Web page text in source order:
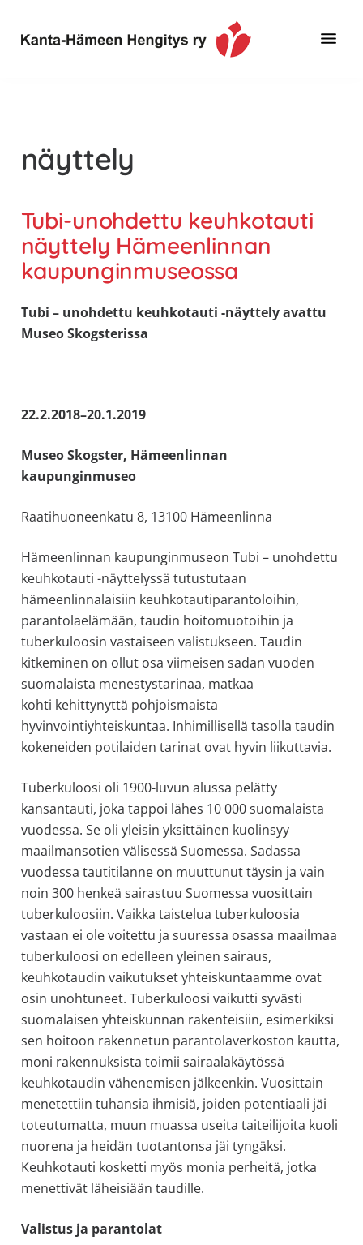
pääsisältöön
alatunnisteeseen
Hengitys
ry
erityisesti
jos
koskettaa
astma,
keuhkoahtaumatauti,uniapnea,
muut
huono
sisäilma
H
ry
näyttely
Tubi-unohdettu keuhkotauti
näyttely Hämeenlinnan
kaupunginmuseossa
Tubi – unohdettu keuhkotauti -näyttely avattu
Museo Skogsterissa
22.2.2018–20.1.2019
Museo Skogster, Hämeenlinnan
kaupunginmuseo
Raatihuoneenkatu 8, 13100 Hämeenlinna
Hämeenlinnan kaupunginmuseon Tubi – unohdettu
keuhkotauti -näyttelyssä tutustutaan
hämeenlinnalaisiin keuhkotautiparantoloihin,
parantolaelämään, taudin hoitomuotoihin ja
tuberkuloosin vastaiseen valistukseen. Taudin
kitkeminen on ollut osa viimeisen sadan vuoden
suomalaista menestystarinaa, matkaa
kohti kehittynyttä pohjoismaista
hyvinvointiyhteiskuntaa. Inhimillisellä tasolla taudin
kokeneiden potilaiden tarinat ovat hyvin liikuttavia.
Tuberkuloosi oli 1900-luvun alussa pelätty
kansantauti, joka tappoi lähes 10 000 suomalaista
vuodessa. Se oli yleisin yksittäinen kuolinsyy
maailmansotien välisessä Suomessa. Sadassa
vuodessa tautitilanne on muuttunut täysin ja vain
noin 300 henkeä sairastuu Suomessa vuosittain
tuberkuloosiin. Vaikka taistelua tuberkuloosia
vastaan ei ole voitettu ja suuressa osassa maailmaa
tuberkuloosi on edelleen yleinen sairaus,
keuhkotaudin vaikutukset yhteiskuntaamme ovat
osin unohtuneet. Tuberkuloosi vaikutti syvästi
suomalaisen yhteiskunnan rakenteisiin, esimerkiksi
sen hoitoon rakennetun parantolaverkoston kautta,
moni rakennuksista toimii sairaalakäytössä
keuhkotaudin vähenemisen jälkeenkin. Vuosittain
menetettiin tuhansia ihmisiä, joiden potentiaali jäi
toteutumatta, muun muassa useita taiteilijoita kuoli
nuorena ja heidän tuotantonsa jäi tyngäksi.
Keuhkotauti kosketti myös monia perheitä, jotka
menettivät läheisiään taudille.
Valistus ja parantolat